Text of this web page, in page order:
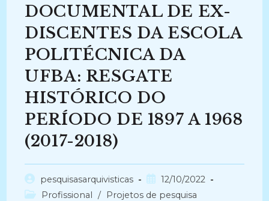
DOCUMENTAL DE EX­-
DISCENTES DA ESCOLA
POLITÉCNICA DA
UFBA: RESGATE
HISTÓRICO DO
PERÍODO DE 1897­ A 1968
(2017-2018)
Autor
do
pesquisasarquivisticas
Post
publicado:
12/10/2022
Categoria
Profissional / Projetos de pesquisa